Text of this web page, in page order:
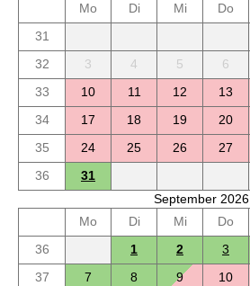
Mo
Di Mi Do
31
32
3 4 5 6
33
10 11 12 13
34
17 18 19 20
35
24 25 26 27
36
31
September 2026
Mo
Di Mi Do
36
1 2 3
37
7 8 9 10